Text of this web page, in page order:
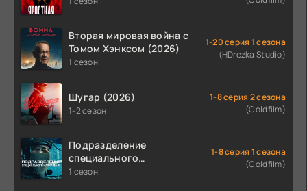
Вторая мировая война с
Томом Хэнксом (2026)
1 сезон
1-20 серия 1 сезона
(HDrezka Studio)
Шугар (2026)
1-2 сезон
1-8 серия 2 сезона
(Coldfilm)
Подразделение
специального
назначения (2026)
1 сезон
1-8 серия 1 сезона
(Coldfilm)